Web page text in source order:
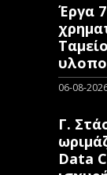
Έργα
06-08-
Γ.
Data